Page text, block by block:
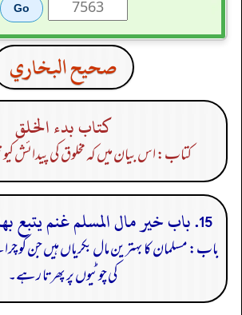
صحيح البخاري
كتاب بدء الخلق
کتاب: اس بیان میں کہ مخلوق کی پیدائش
15. باب خير مال المسلم غنم يتبع بها شعف الجبال:
باب: مسلمان کا بہترین مال بکریاں ہیں جن کو
کی چوٹیوں پر پھرتا رہے۔